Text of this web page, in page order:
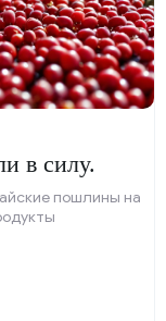
в силу.
пошлины на